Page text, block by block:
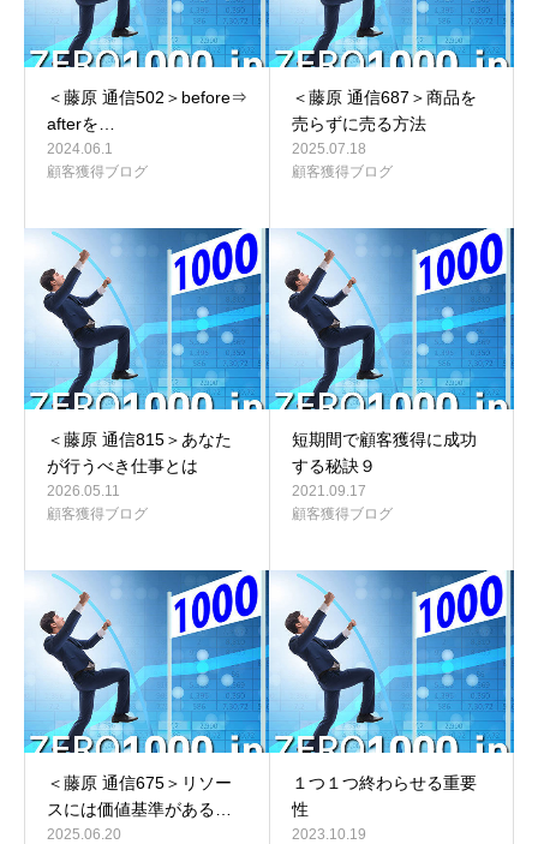
＜藤原 通信502＞before⇒
afterを…
2024.06.1
顧客獲得ブログ
＜藤原 通信687＞商品を
売らずに売る方法
2025.07.18
顧客獲得ブログ
＜藤原 通信815＞あなた
が行うべき仕事とは
2026.05.11
顧客獲得ブログ
短期間で顧客獲得に成功
する秘訣９
2021.09.17
顧客獲得ブログ
＜藤原 通信675＞リソー
スには価値基準がある…
2025.06.20
１つ１つ終わらせる重要
性
2023.10.19